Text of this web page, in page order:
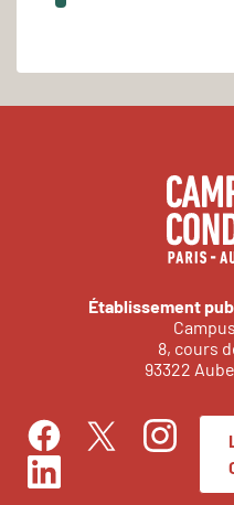
Établissement
8, cours
93322
FacebookTwitter
LinkedIn